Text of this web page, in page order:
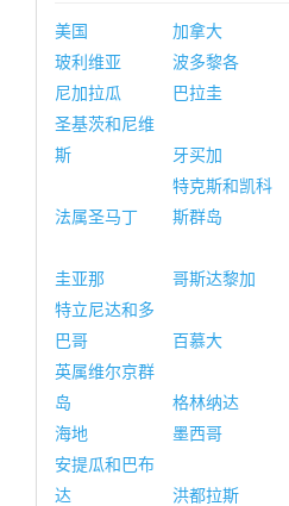
美国 加拿大
玻利维亚
波多黎各
尼加拉瓜
巴拉圭
圣基茨和尼维
斯
牙买加
法属圣马丁
特克斯和凯科
斯群岛
圭亚那 哥斯达黎加
特立尼达和多
巴哥
百慕大
英属维尔京群
岛
格林纳达
海地
墨西哥
安提瓜和巴布
达
洪都拉斯